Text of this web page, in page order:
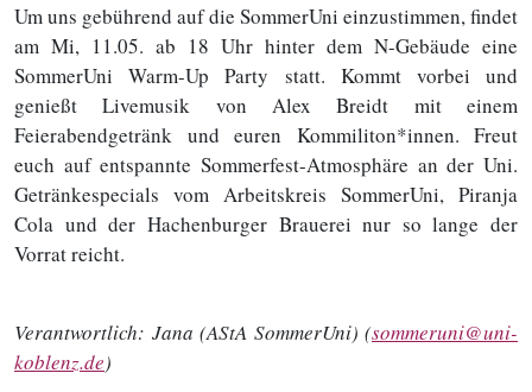
Um uns gebührend auf die SommerUni einzustimmen, findet
am Mi, 11.05. ab 18 Uhr hinter dem N-Gebäude eine
SommerUni Warm-Up Party statt. Kommt vorbei und
genießt Livemusik von Alex Breidt mit einem
Feierabendgetränk und euren Kommiliton*innen. Freut
euch auf entspannte Sommerfest-Atmosphäre an der Uni.
Getränkespecials vom Arbeitskreis SommerUni, Piranja
Cola und der Hachenburger Brauerei nur so lange der
Vorrat reicht.
Verantwortlich: Jana (AStA SommerUni) (sommeruni@uni-
koblenz.de)